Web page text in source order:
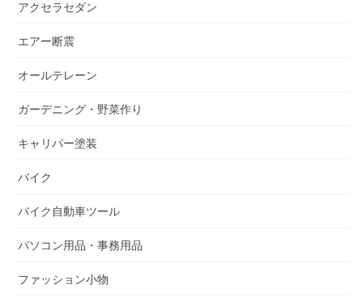
アクセラセダン
エアー断震
オールテレーン
ガーデニング・野菜作り
キャリパー塗装
バイク
バイク自動車ツール
パソコン用品・事務用品
ファッション小物